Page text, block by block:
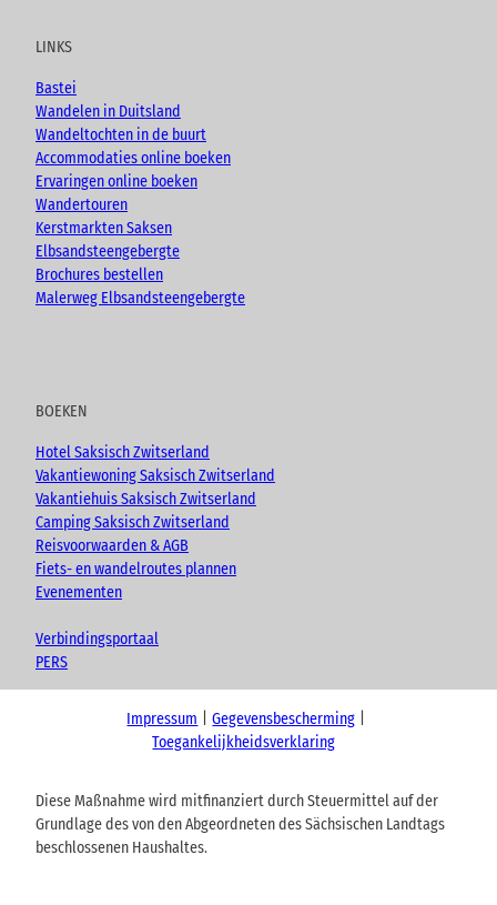
e
o
k
a
m
LINKS
Bastei
Wandelen in Duitsland
Wandeltochten in de buurt
Accommodaties online boeken
Ervaringen online boeken
Wandertouren
Kerstmarkten Saksen
Elbsandsteengebergte
Brochures bestellen
Malerweg Elbsandsteengebergte
BOEKEN
Hotel Saksisch Zwitserland
Vakantiewoning Saksisch Zwitserland
Vakantiehuis Saksisch Zwitserland
Camping Saksisch Zwitserland
Reisvoorwaarden & AGB
Fiets- en wandelroutes plannen
Evenementen
Verbindingsportaal
PERS
Impressum
Gegevensbescherming
Toegankelijkheidsverklaring
Diese Maßnahme wird mitfinanziert durch Steuermittel auf der
Grundlage des von den Abgeordneten des Sächsischen Landtags
beschlossenen Haushaltes.